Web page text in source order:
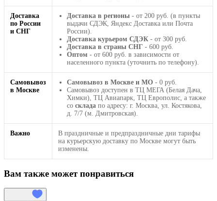
Доставка
по России
и СНГ
Доставка в регионы - от 200 руб. (в пункты
выдачи СДЭК, Яндекс Доставка или Почта
России).
Доставка курьером СДЭК - от 300 руб.
Доставка в страны СНГ - 600 руб.
Оптом - от 600 руб. в зависимости от
населенного пункта (уточнить по телефону).
Самовывоз
в Москве
Самовывоз в Москве и МО - 0 руб.
Самовывоз доступен в ТЦ МЕГА (Белая Дача,
Химки), ТЦ Авиапарк, ТЦ Европолис, а также
со склада по адресу: г. Москва, ул. Костякова,
д. 7/7 (м. Дмитровская).
Важно
В праздничные и предпраздничные дни тарифы
на курьерскую доставку по Москве могут быть
изменены.
Вам также может понравиться